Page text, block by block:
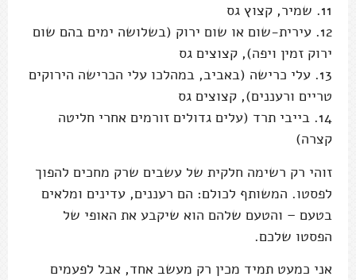
11. שמיר, קצוץ גס
12. עירית-שום או שום ירוק (בשלושה ימים בהם שום
ירוק זמין ויפה), קצוצים גס
13. עלי כרישה (באביב, במהלכו עלי הכרישה הירוקים
טריים ורעננים), קצוצים גס
14. בייבי תרד (עלים גדולים זורמים אחרי חליטה
קצרה)
זוהי רק רשימה חלקית של עשבים שרק מחכים להפוך
לפסטו. המשותף לכולם: הם רעננים, עדינים ומלאים
בטעם – והטעם שלהם הוא שיקבע את האופי של
הפסטו שלכם.
אני כמעט תמיד מכין רק מעשב אחד, אבל לפעמים